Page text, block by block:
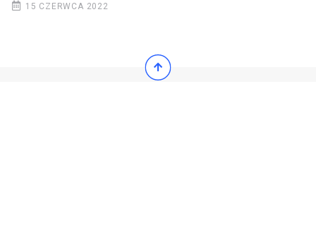
15 CZERWCA 2022